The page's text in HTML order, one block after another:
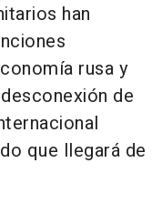
han
rusa y
de
que llegará de